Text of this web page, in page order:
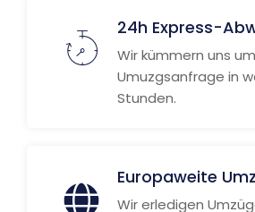
24h Express-
Wir kümmern uns
Umuzgsanfrage in
Stunden.
Europaweite
Wir erledigen